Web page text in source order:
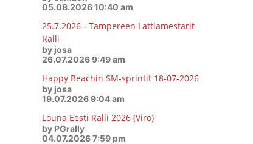
05.08.2026 10:40 am
25.7.2026 - Tampereen Lattiamestarit
Ralli
by josa
26.07.2026 9:49 am
Happy Beachin SM-sprintit 18-07-2026
by josa
19.07.2026 9:04 am
Louna Eesti Ralli 2026 (Viro)
by PGrally
04.07.2026 7:59 pm